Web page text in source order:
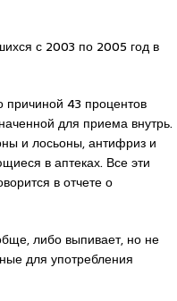
с 2003 по 2005 год в
причиной 43 процентов
для приема внутрь.
и лосьоны, антифриз и
в аптеках. Все эти
в отчете о
либо выпивает, но не
для употребления